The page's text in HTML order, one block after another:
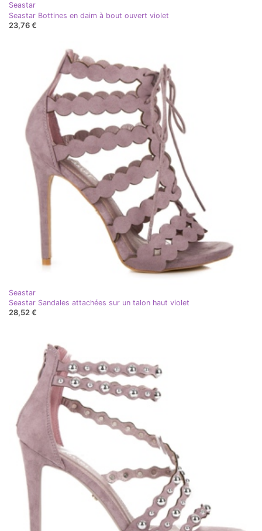
Seastar
Seastar Bottines en daim à bout ouvert violet
23,76 €
Seastar
Seastar Sandales attachées sur un talon haut violet
28,52 €